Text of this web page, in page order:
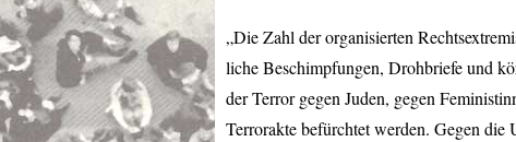
„Die Zahl der organisierten
liche Beschimpfungen, Drohbriefe und
der Terror gegen Juden, gegen
Terrorakte befürchtet werden. Gegen die